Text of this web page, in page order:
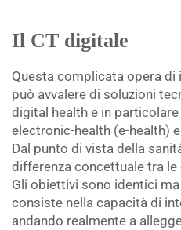
Il CT digitale
Questa complicata opera
può avvalere di soluzioni
digital health e in
electronic-health (e-health)
Dal punto di vista della
differenza concettuale tra le
Gli obiettivi sono identici
consiste nella capacità di
andando realmente a